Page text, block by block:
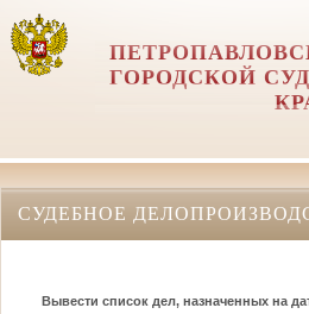
ГОРОДСКОЙ
СУДЕБНОЕ
Вывести список дел, назначенных на